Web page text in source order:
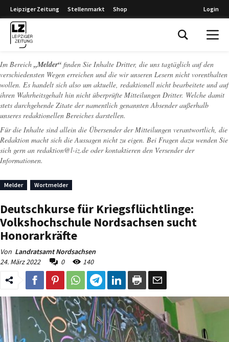
Leipziger Zeitung Stellenmarkt Shop Login
Im Bereich „Melder“ finden Sie Inhalte Dritter, die uns tagtäglich auf den
verschiedensten Wegen erreichen und die wir unseren Lesern nicht vorenthalten
wollen. Es handelt sich also um aktuelle, redaktionell nicht bearbeitete und auf
ihren Wahrheitsgehalt hin nicht überprüfte Mitteilungen Dritter. Welche damit
stets durchgehende Zitate der namentlich genannten Absender außerhalb
unseres redaktionellen Bereiches darstellen.
Für die Inhalte sind allein die Übersender der Mitteilungen verantwortlich, die
Redaktion macht sich die Aussagen nicht zu eigen. Bei Fragen dazu wenden Sie
sich gern an redaktion@l-iz.de oder kontaktieren den Versender der
Informationen.
Melder Wortmelder
Deutschkurse für Kriegsflüchtlinge:
Volkshochschule Nordsachsen sucht
Honorarkräfte
Von Landratsamt Nordsachsen
24. März 2022
0 140